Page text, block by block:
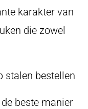
karakter van
die zowel
stalen bestellen
beste manier